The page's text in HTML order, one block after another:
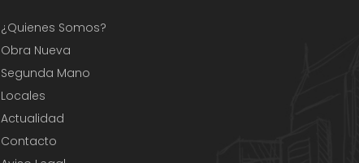
¿Quienes Somos?
Obra Nueva
Segunda Mano
Locales
Actualidad
Contacto